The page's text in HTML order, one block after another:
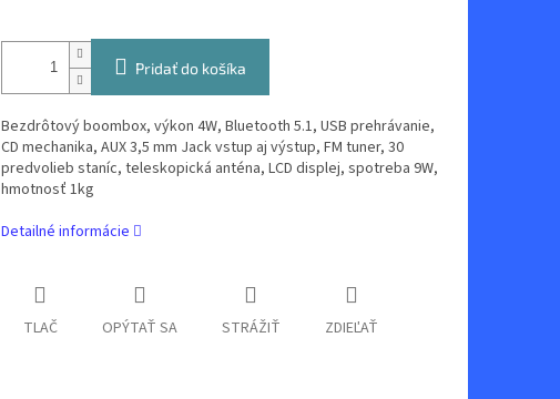
Pridať do košíka
Bezdrôtový boombox, výkon 4W, Bluetooth 5.1, USB prehrávanie,
CD mechanika, AUX 3,5 mm Jack vstup aj výstup, FM tuner, 30
predvolieb staníc, teleskopická anténa, LCD displej, spotreba 9W,
hmotnosť 1kg
Detailné informácie
TLAČ OPÝTAŤ SA STRÁŽIŤ ZDIEĽAŤ